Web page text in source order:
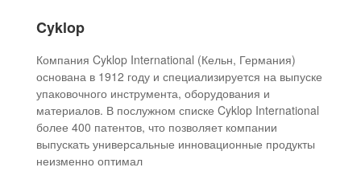
Cyklop
Компания Cyklop International (Кельн, Германия)
основана в 1912 году и специализируется на выпуске
упаковочного инструмента, оборудования и
материалов. В послужном списке Cyklop International
более 400 патентов, что позволяет компании
выпускать универсальные инновационные продукты
неизменно оптимал